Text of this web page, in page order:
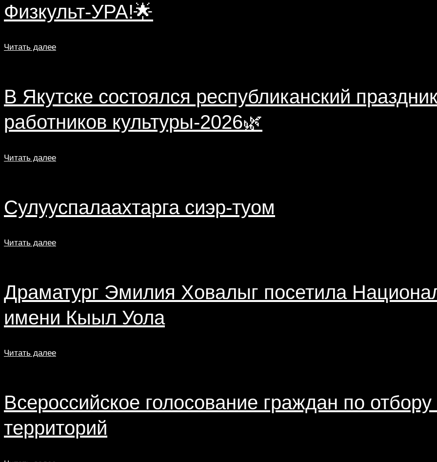
Физкульт-УРА!🌟⁣
Читать далее
В Якутске состоялся республиканский
работников культуры-2026🌿
Читать далее
Сулууспалаахтарга сиэр-туом
Читать далее
Драматург Эмилия Ховалыг посетила
имени Кыыл Уола
Читать далее
Всероссийское голосование граждан по
территорий